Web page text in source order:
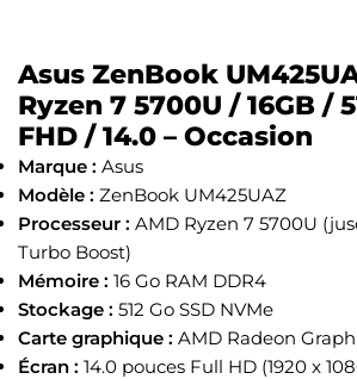
Asus ZenBook
Ryzen 7 5700U / 16GB /
FHD / 14.0 – Occasion
Marque : Asus
Modèle : ZenBook UM425UAZ
Processeur : AMD Ryzen 7 5700U
Turbo Boost)
Mémoire : 16 Go RAM DDR4
Stockage : 512 Go SSD NVMe
Carte graphique : AMD Radeon
Écran : 14.0 pouces Full HD (1920 x